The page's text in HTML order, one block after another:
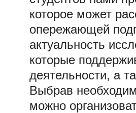
которое может
опережающей
актуальность
которые
деятельности, а
Выбрав
можно